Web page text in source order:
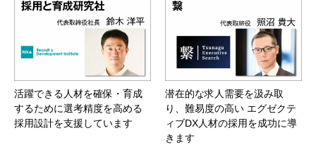
活躍できる人材を確保・育成
するために選考精度を高める
採用設計を支援しています
潜在的な求人需要を汲み取
り、難易度の高い エグゼクテ
ィブDX人材の採用を成功に導
きます